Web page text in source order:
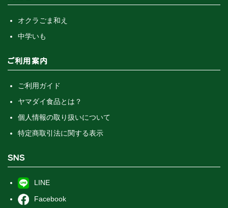
オクラごま和え
中学いも
ご利用案内
ご利用ガイド
ヤマダイ食品とは？
個人情報の取り扱いについて
特定商取引法に関する表示
SNS
LINE
Facebook